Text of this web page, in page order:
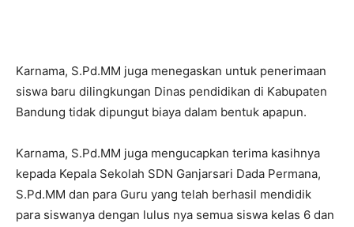
Karnama, S.Pd.MM juga menegaskan untuk penerimaan
siswa baru dilingkungan Dinas pendidikan di Kabupaten
Bandung tidak dipungut biaya dalam bentuk apapun.
Karnama, S.Pd.MM juga mengucapkan terima kasihnya
kepada Kepala Sekolah SDN Ganjarsari Dada Permana,
S.Pd.MM dan para Guru yang telah berhasil mendidik
para siswanya dengan lulus nya semua siswa kelas 6 dan